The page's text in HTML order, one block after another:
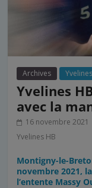
Archives
Yvelines
avec la
16 novembre 2021
Yvelines HB
Montigny-le-
novembre 2021,
l’entente Massy